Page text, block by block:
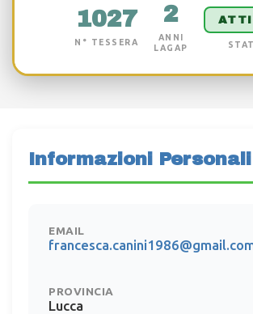
1027
N° TESSERA
2
ANNI
LAGAP
Informazioni Personali
EMAIL
PROVINCIA
Lucca